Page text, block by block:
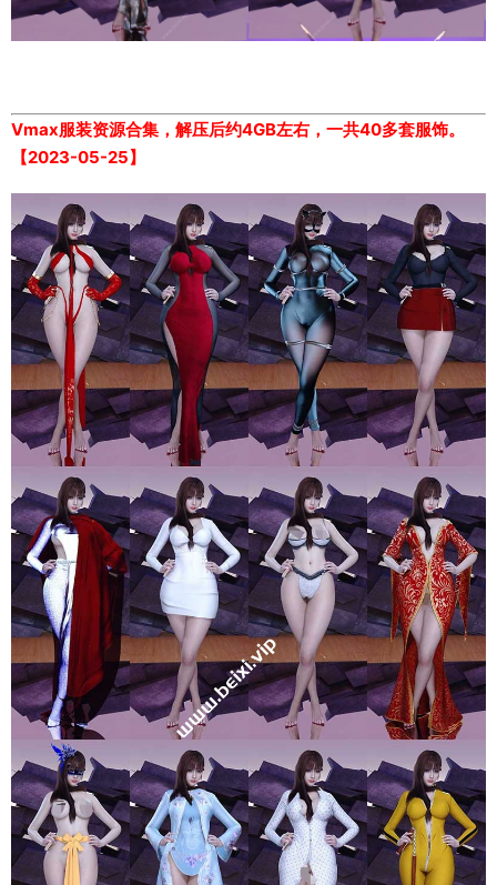
Vmax服装资源合集，解压后约4GB左右，一共40多套服饰。
【2023-05-25】